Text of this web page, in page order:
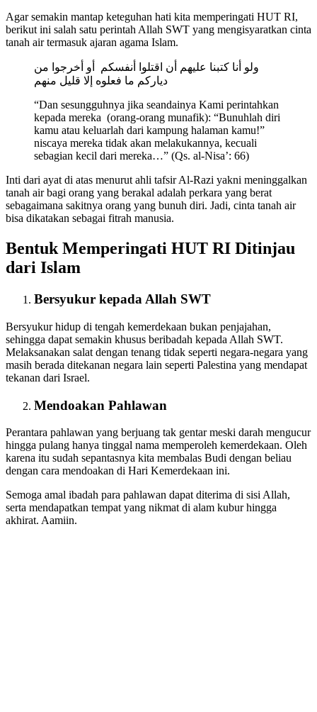
Agar semakin mantap keteguhan hati kita memperingati HUT RI,
berikut ini salah satu perintah Allah SWT yang mengisyaratkan cinta
tanah air termasuk ajaran agama Islam.
ولو أنا كتبنا عليهم أن اقتلوا أنفسكم أو أخرجوا من
دياركم ما فعلوه إلا قليل منهم
“Dan sesungguhnya jika seandainya Kami perintahkan
kepada mereka (orang-orang munafik): “Bunuhlah diri
kamu atau keluarlah dari kampung halaman kamu!”
niscaya mereka tidak akan melakukannya, kecuali
sebagian kecil dari mereka…” (Qs. al-Nisa’: 66)
Inti dari ayat di atas menurut ahli tafsir Al-Razi yakni meninggalkan
tanah air bagi orang yang berakal adalah perkara yang berat
sebagaimana sakitnya orang yang bunuh diri. Jadi, cinta tanah air
bisa dikatakan sebagai fitrah manusia.
Bentuk Memperingati HUT RI Ditinjau
dari Islam
Bersyukur kepada Allah SWT
Bersyukur hidup di tengah kemerdekaan bukan penjajahan,
sehingga dapat semakin khusus beribadah kepada Allah SWT.
Melaksanakan salat dengan tenang tidak seperti negara-negara yang
masih berada ditekanan negara lain seperti Palestina yang mendapat
tekanan dari Israel.
Mendoakan Pahlawan
Perantara pahlawan yang berjuang tak gentar meski darah mengucur
hingga pulang hanya tinggal nama memperoleh kemerdekaan. Oleh
karena itu sudah sepantasnya kita membalas Budi dengan beliau
dengan cara mendoakan di Hari Kemerdekaan ini.
Semoga amal ibadah para pahlawan dapat diterima di sisi Allah,
serta mendapatkan tempat yang nikmat di alam kubur hingga
akhirat. Aamiin.